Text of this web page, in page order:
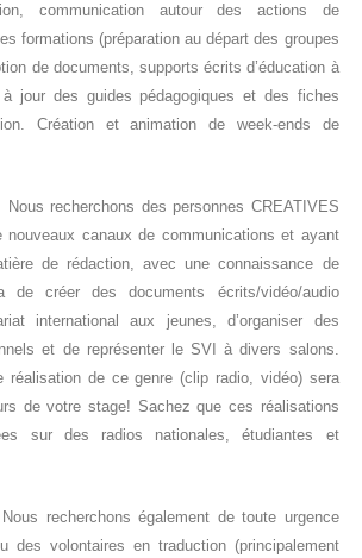
communication autour des actions de
formations (préparation au départ des groupes
de documents, supports écrits d’éducation à
à jour des guides pédagogiques et des fiches
Création et animation de week-ends de
Nous recherchons des personnes CREATIVES
nouveaux canaux de communications et ayant
de rédaction, avec une connaissance de
de créer des documents écrits/vidéo/audio
international aux jeunes, d’organiser des
et de représenter le SVI à divers salons.
réalisation de ce genre (clip radio, vidéo) sera
de votre stage! Sachez que ces réalisations
sur des radios nationales, étudiantes et
Nous recherchons également de toute urgence
des volontaires en traduction (principalement